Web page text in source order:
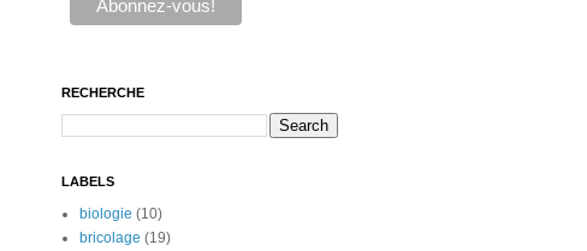
RECHERCHE
LABELS
biologie (10)
bricolage (19)